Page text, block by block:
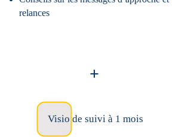
relances
+
Visio de suivi à 1 mois